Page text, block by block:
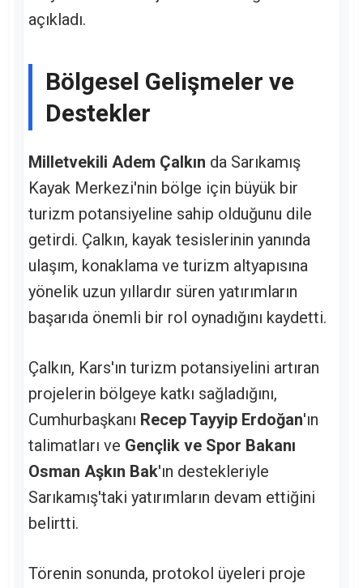
açıkladı.
Bölgesel Gelişmeler ve
Destekler
Milletvekili Adem Çalkın da Sarıkamış
Kayak Merkezi'nin bölge için büyük bir
turizm potansiyeline sahip olduğunu dile
getirdi. Çalkın, kayak tesislerinin yanında
ulaşım, konaklama ve turizm altyapısına
yönelik uzun yıllardır süren yatırımların
başarıda önemli bir rol oynadığını kaydetti.
Çalkın, Kars'ın turizm potansiyelini artıran
projelerin bölgeye katkı sağladığını,
Cumhurbaşkanı Recep Tayyip Erdoğan'ın
talimatları ve Gençlik ve Spor Bakanı
Osman Aşkın Bak'ın destekleriyle
Sarıkamış'taki yatırımların devam ettiğini
belirtti.
Törenin sonunda, protokol üyeleri proje